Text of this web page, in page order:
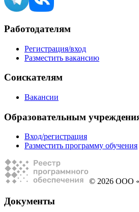
Работодателям
Регистрация/вход
Разместить вакансию
Соискателям
Вакансии
Образовательным
Вход/регистрация
Разместить программу обучения
© 2026 ООО
Документы